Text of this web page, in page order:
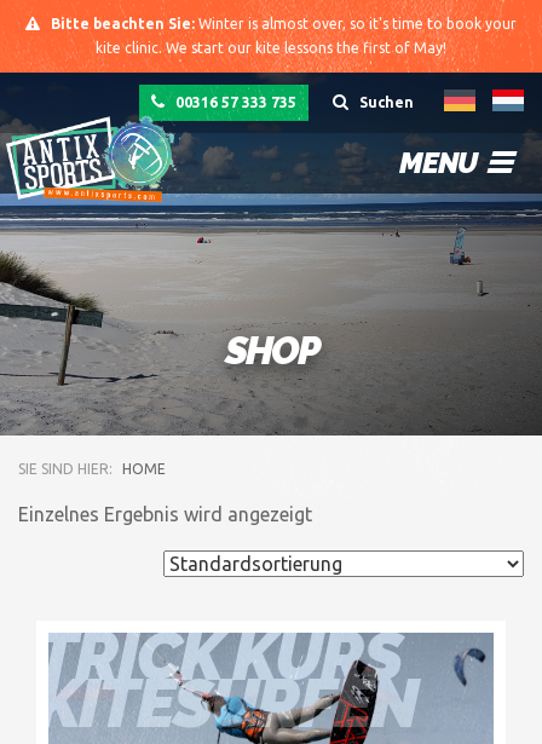
Bitte beachten Sie: Winter is almost over, so it's time to book your
kite clinic. We start our kite lessons the first of May!
Suchen
00316 57 333 735
MENU
SHOP
SIE SIND HIER: HOME
Einzelnes Ergebnis wird angezeigt
TRICK KURS
KITESURFEN